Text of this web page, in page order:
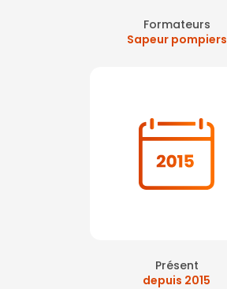
Formateurs
Sapeur pompiers
Présent
depuis 2015